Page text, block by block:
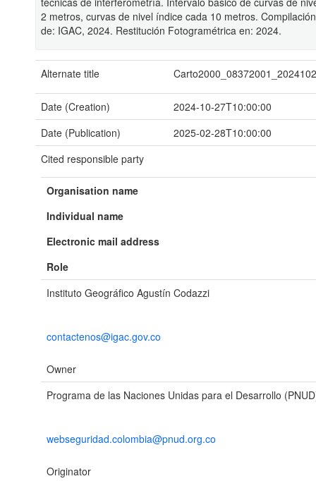
2 metros, curvas de nivel índice cada 10 metros.
de: IGAC, 2024. Restitución Fotogramétrica en: 2024.
Alternate title
Date (Creation)
2024-10-27T10:00:00
Date (Publication)
2025-02-28T10:00:00
Cited responsible party
Organisation name
Individual name
Electronic mail address
Role
Instituto Geográfico Agustín Codazzi
contactenos@igac.gov.co
Owner
Programa de las Naciones Unidas para el Desarrollo
webseguridad.colombia@pnud.org.co
Originator